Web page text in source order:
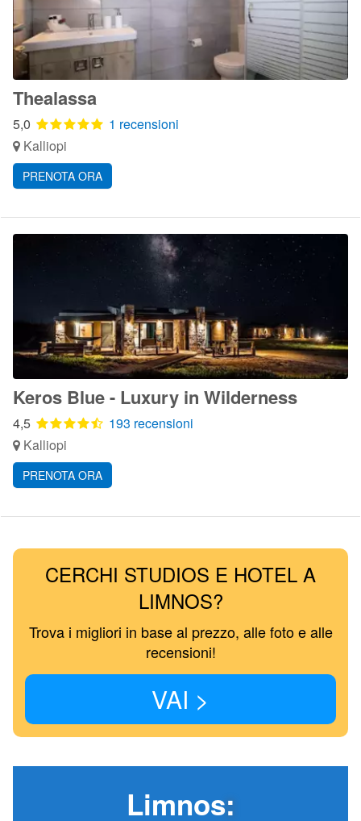
Thealassa
5,0
1 recensioni
Kalliopi
PRENOTA ORA
Keros Blue - Luxury in Wilderness
4,5
193 recensioni
Kalliopi
PRENOTA ORA
CERCHI STUDIOS E HOTEL A
LIMNOS?
Trova i migliori in base al prezzo, alle foto e alle
recensioni!
VAI >
Limnos: